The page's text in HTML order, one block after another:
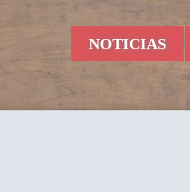
NOTICIAS